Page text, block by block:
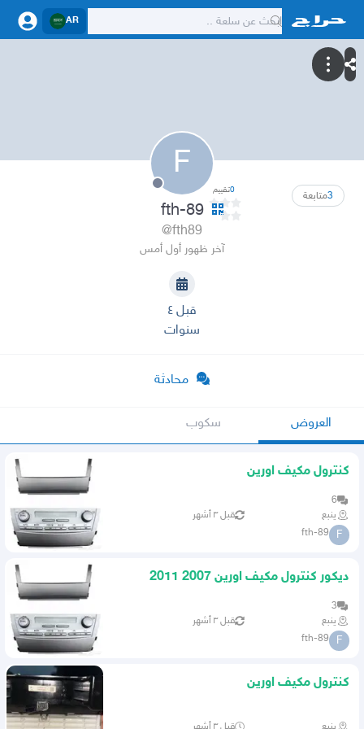
AR
F
3متابعة 0تقييم
fth-89
@fth89
آخر ظهور أول أمس
قبل ٤
سنوات
محادثة
العروض سكوب
كنترول مكيف اورين
6
ينبع
قبل ٣ أشهر
F
fth-89
ديكور كنترول مكيف اورين 2007 2011
3
ينبع
قبل ٣ أشهر
F
fth-89
كنترول مكيف اورين